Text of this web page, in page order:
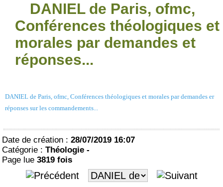
DANIEL de Paris, ofmc,
Conférences théologiques et
morales par demandes et
réponses...
DANIEL de Paris, ofmc, Conférences théologiques et morales par demandes er
réponses sur les commandements...
Date de création : 28/07/2019 16:07
Catégorie : Théologie -
Page lue 3819 fois